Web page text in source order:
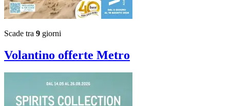
Scade tra 9 giorni
Volantino offerte Metro